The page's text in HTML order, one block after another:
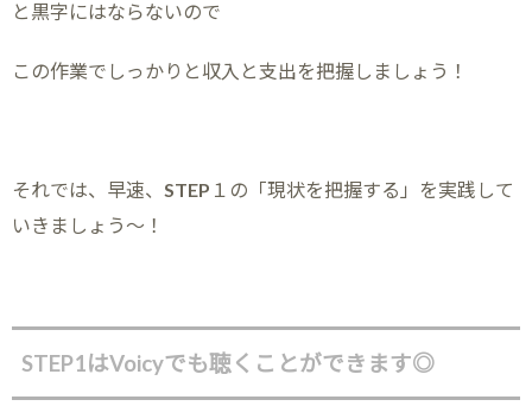
と黒字にはならないので
この作業でしっかりと収入と支出を把握しましょう！
それでは、早速、STEP１の「現状を把握する」を実践して
いきましょう～！
STEP1はVoicyでも聴くことができます◎